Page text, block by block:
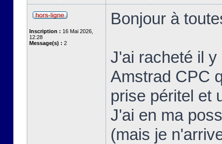
Inscription : 16 Mai 2026,
12:28
Message(s) : 2
Bonjour à
J'ai racheté il
Amstrad CPC
prise péritel et
J'ai en ma
(mais je